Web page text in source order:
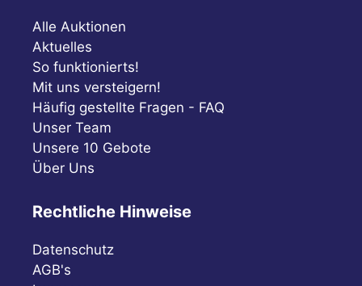
Alle Auktionen
Aktuelles
So funktionierts!
Mit uns versteigern!
Häufig gestellte Fragen - FAQ
Unser Team
Unsere 10 Gebote
Über Uns
Rechtliche Hinweise
Datenschutz
AGB's